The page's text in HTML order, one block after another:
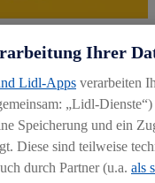
Mitarbeitern,
uns zu einer Top
unseren guten Score
kununu.Hier geht's zu
Ihrer
Lidl-Apps verarbeiten
„Lidl-
Speicherung und ein
Diese sind teilweise
durch Partner (u.a. als